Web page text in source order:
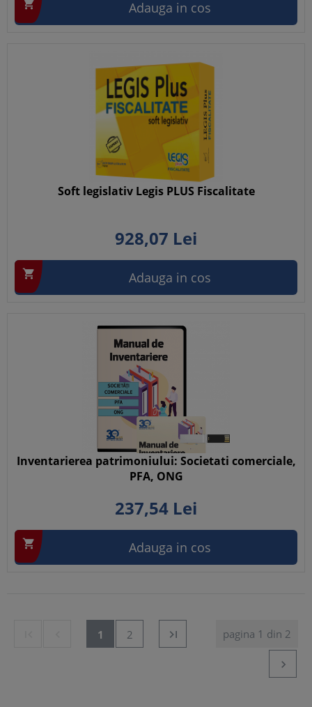
 Adauga in cos
Soft legislativ Legis PLUS Fiscalitate
928,07 Lei
 Adauga in cos
Inventarierea patrimoniului: Societati comerciale,
PFA, ONG
237,54 Lei
 Adauga in cos
1 2 pagina 1 din 2

